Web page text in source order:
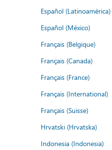
Español (Latinoamérica)
Español (México)
Français (Belgique)
Français (Canada)
Français (France)
Français (International)
Français (Suisse)
Hrvatski (Hrvatska)
Indonesia (Indonesia)